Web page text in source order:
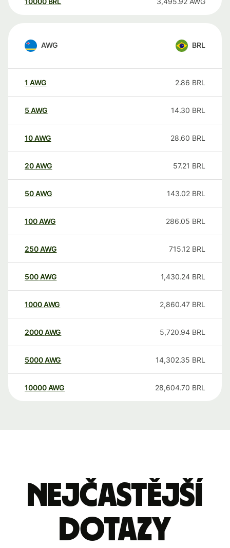
AWG BRL
1 AWG 2.86 BRL
5 AWG 14.30 BRL
10AWG 28.60 BRL
20AWG 57.21 BRL
50AWG 143.02 BRL
100AWG 286.05 BRL
250AWG 715.12 BRL
500AWG 1,430.24 BRL
1000AWG 2,860.47 BRL
2000AWG 5,720.94 BRL
5000AWG 14,302.35 BRL
10000 AWG 28,604.70 BRL
Nejčastější
dotazy